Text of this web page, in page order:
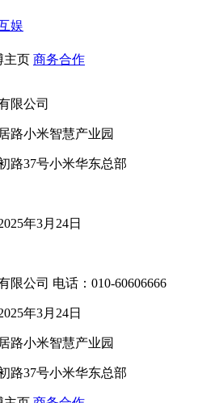
娱
主页 商务合作
限公司
路小米智慧产业园
路37号小米华东总部
年3月24日
限公司 电话：010-60606666
年3月24日
路小米智慧产业园
路37号小米华东总部